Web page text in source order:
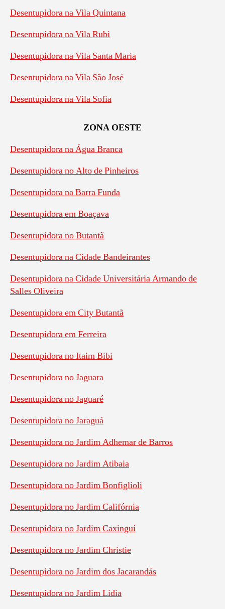
Desentupidora na Vila Quintana
Desentupidora na Vila Rubi
Desentupidora na Vila Santa Maria
Desentupidora na Vila São José
Desentupidora na Vila Sofia
ZONA OESTE
Desentupidora na Água Branca
Desentupidora no Alto de Pinheiros
Desentupidora na Barra Funda
Desentupidora em Boaçava
Desentupidora no Butantã
Desentupidora na Cidade Bandeirantes
Desentupidora na Cidade Universitária Armando de
Salles Oliveira
Desentupidora em City Butantã
Desentupidora em Ferreira
Desentupidora no Itaim Bibi
Desentupidora no Jaguara
Desentupidora no Jaguaré
Desentupidora no Jaraguá
Desentupidora no Jardim Adhemar de Barros
Desentupidora no Jardim Atibaia
Desentupidora no Jardim Bonfiglioli
Desentupidora no Jardim Califórnia
Desentupidora no Jardim Caxinguí
Desentupidora no Jardim Christie
Desentupidora no Jardim dos Jacarandás
Desentupidora no Jardim Lidia